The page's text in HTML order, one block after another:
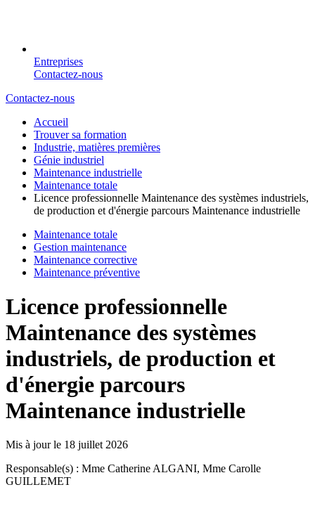
Entreprises
Contactez-nous
Contactez-nous
Accueil
Trouver sa formation
Industrie, matières premières
Génie industriel
Maintenance industrielle
Maintenance totale
Licence professionnelle Maintenance des systèmes industriels,
de production et d'énergie parcours Maintenance industrielle
Maintenance totale
Gestion maintenance
Maintenance corrective
Maintenance préventive
Licence professionnelle
Maintenance des systèmes
industriels, de production et
d'énergie parcours
Maintenance industrielle
Mis à jour le 18 juillet 2026
Responsable(s) : Mme Catherine ALGANI, Mme Carolle
GUILLEMET